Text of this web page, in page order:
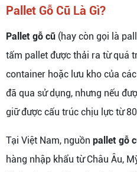
Pallet Gỗ Cũ Là Gì?
Pallet gỗ cũ (hay còn gọi là
tấm pallet được thải ra từ quá
container hoặc lưu kho của
đã qua sử dụng, nhưng nếu
giữ được cấu trúc chịu lực từ
Tại Việt Nam, nguồn pallet gỗ
hàng nhập khẩu từ Châu Âu,